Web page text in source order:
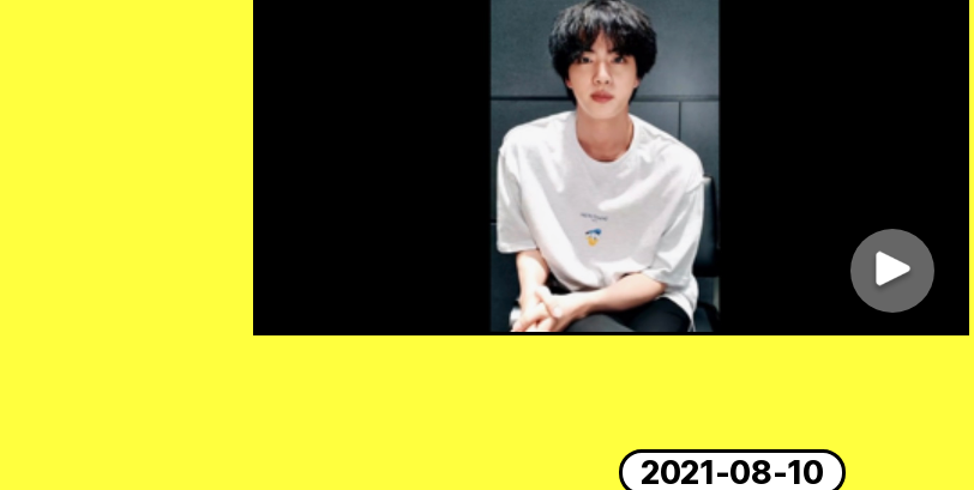
2021-08-10